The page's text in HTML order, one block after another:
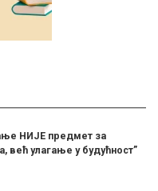
НИЈЕ предмет за
улагање у будућност”